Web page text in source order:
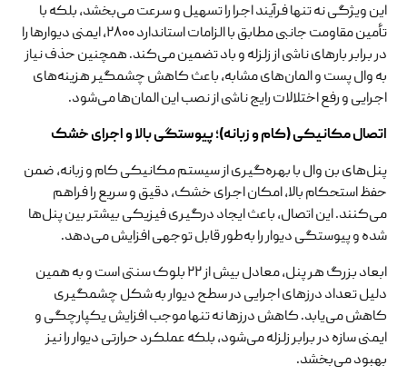
این ویژگی نه تنها فرآیند اجرا را تسهیل و سرعت می‌بخشد، بلکه با
تأمین مقاومت جانبی مطابق با الزامات استاندارد ۲۸۰۰، ایمنی دیوارها را
در برابر بارهای ناشی از زلزله و باد تضمین می‌کند. همچنین حذف نیاز
به وال پست و المان‌های مشابه، باعث کاهش چشمگیر هزینه‌های
اجرایی و رفع اختلالات رایج ناشی از نصب این المان‌ها می‌شود.
اتصال مکانیکی (کام و زبانه)؛ پیوستگی بالا و اجرای خشک
پنل‌های بن وال با بهره‌گیری از سیستم مکانیکی کام و زبانه، ضمن
حفظ استحکام بالا، امکان اجرای خشک، دقیق و سریع را فراهم
می‌کنند. این اتصال، باعث ایجاد درگیری فیزیکی بیشتر بین پنل‌ها
شده و پیوستگی دیوار را به‌طور قابل توجهی افزایش می‌دهد.
ابعاد بزرگ هر پنل، معادل بیش از ۲۲ بلوک سنتی است و به همین
دلیل تعداد درزهای اجرایی در سطح دیوار به شکل چشمگیری
کاهش می‌یابد. کاهش درزها نه تنها موجب افزایش یکپارچگی و
ایمنی سازه در برابر زلزله می‌شود، بلکه عملکرد حرارتی دیوار را نیز
بهبود می‌بخشد.